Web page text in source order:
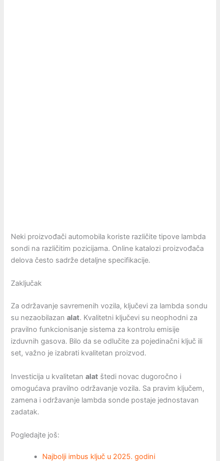
Neki proizvođači automobila koriste različite tipove lambda
sondi na različitim pozicijama. Online katalozi proizvođača
delova često sadrže detaljne specifikacije.
Zaključak
Za održavanje savremenih vozila, ključevi za lambda sondu
su nezaobilazanalat. Kvalitetni ključevi su neophodni za
pravilno funkcionisanje sistema za kontrolu emisije
izduvnih gasova. Bilo da se odlučite za pojedinačni ključ ili
set, važno je izabrati kvalitetan proizvod.
Investicija u kvalitetanalat štedi novac dugoročno i
omogućava pravilno održavanje vozila. Sa pravim ključem,
zamena i održavanje lambda sonde postaje jednostavan
zadatak.
Pogledajte još:
Najbolji imbus ključ u 2025. godini